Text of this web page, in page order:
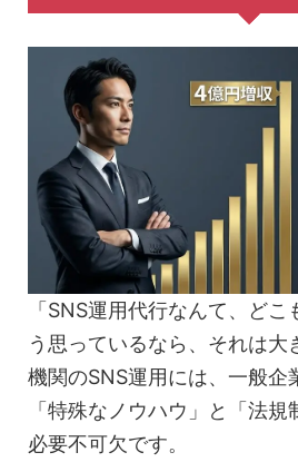
「SNS運用代行なんて、ど
う思っているなら、それは大
機関のSNS運用には、一般企
「特殊なノウハウ」と「法
必要不可欠です。